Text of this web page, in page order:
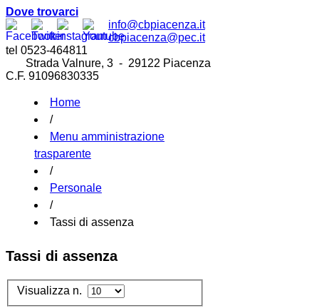
Dove trovarci
info@cbpiacenza.it
cbpiacenza@pec.it
tel 0523-464811
Strada Valnure, 3 - 29122 Piacenza
C.F. 91096830335
Home
/
Menu amministrazione
trasparente
/
Personale
/
Tassi di assenza
Tassi di assenza
Visualizza n.